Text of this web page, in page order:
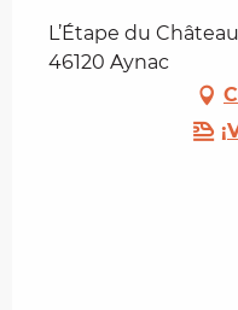
L’Étape du
46120 Aynac